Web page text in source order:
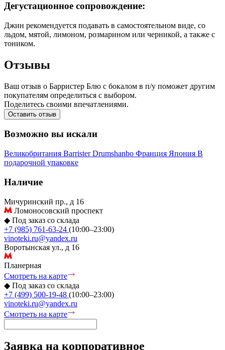
Дегустационное сопровождение:
Джин рекомендуется подавать в самостоятельном виде, со
льдом, мятой, лимоном, розмарином или черникой, а также с
тоником.
Отзывы
Ваш отзыв о Барристер Блю с бокалом в п/у поможет другим
покупателям определиться с выбором.
Поделитесь своими впечатлениями.
Оставить отзыв
Возможно вы искали
Великобритания BarristerDrumshanbo Франция Япония В
подарочной упаковке
Наличие
Мичуринский пр., д 16
Ломоносовский проспект
◆ Под заказ со склада
+7 (985) 761-63-24 (10:00–23:00)
vinoteki.ru@yandex.ru
Воротынская ул., д 16
Планерная
Смотреть на карте
◆ Под заказ со склада
+7 (499) 500-19-48 (10:00–23:00)
vinoteki.ru@yandex.ru
Смотреть на карте
Заявка на корпоративное